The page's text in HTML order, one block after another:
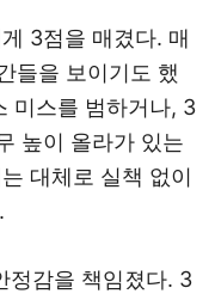
3점을 매겼다. 매
들을 보이기도 했
미스를 범하거나, 3
높이 올라가 있는
대체로 실책 없이
정감을 책임졌다. 3